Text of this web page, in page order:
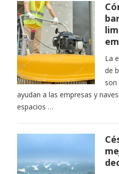
La
de
son
ayudan a las empresas y
espacios …